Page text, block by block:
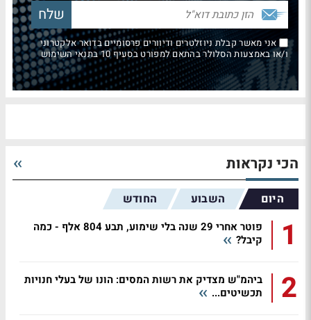
אני מאשר קבלת ניוזלטרים ודיוורים פרסומיים בדואר אלקטרוני
ו/או באמצעות הסלולר בהתאם למפורט בסעיף 10 בתנאי השימוש
הכי נקראות
היום השבוע החודש
1
פוטר אחרי 29 שנה בלי שימוע, תבע 804 אלף - כמה
קיבל?
2
ביהמ"ש מצדיק את רשות המסים: הונו של בעלי חנויות
תכשיטים...